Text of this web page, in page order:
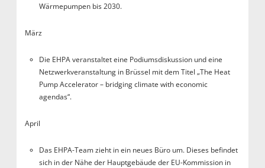
Wärmepumpen bis 2030.
März
Die EHPA veranstaltet eine Podiumsdiskussion und eine
Netzwerkveranstaltung in Brüssel mit dem Titel „The Heat
Pump Accelerator – bridging climate with economic
agendas“.
April
Das EHPA-Team zieht in ein neues Büro um. Dieses befindet
sich in der Nähe der Hauptgebäude der EU-Kommission in